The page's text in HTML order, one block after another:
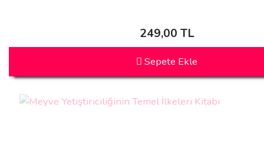
249,00 TL
Sepete Ekle